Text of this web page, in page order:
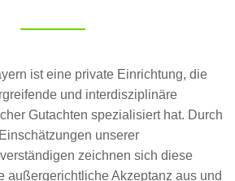
ist eine private Einrichtung, die
und interdisziplinäre
Gutachten spezialisiert hat. Durch
unserer
zeichnen sich diese
außergerichtliche Akzeptanz aus und